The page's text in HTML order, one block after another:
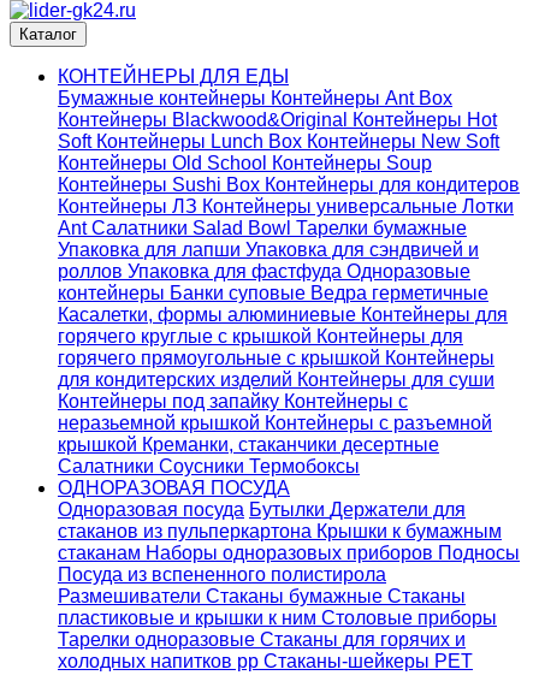
Каталог
КОНТЕЙНЕРЫ ДЛЯ ЕДЫ
Бумажные контейнеры Контейнеры Ant Box
Контейнеры Blackwood&Original
Контейнеры Hot
Soft Контейнеры Lunch Box Контейнеры New Soft
Контейнеры Old School Контейнеры Soup
Контейнеры Sushi Box Контейнеры для кондитеров
Контейнеры ЛЗ Контейнеры универсальные Лотки
AntСалатники Salad Bowl Тарелки бумажные
Упаковка для лапши Упаковка для сэндвичей и
роллов Упаковка для фастфуда Одноразовые
контейнеры Банки суповые Ведра герметичные
Касалетки, формы алюминиевые Контейнеры для
горячего круглые с крышкой Контейнеры для
горячего прямоугольные с крышкой Контейнеры
для кондитерских изделий Контейнеры для суши
Контейнеры под запайку Контейнеры с
неразьемной крышкой Контейнеры с разъемной
крышкой Креманки, стаканчики десертные
Салатники Соусники Термобоксы
ОДНОРАЗОВАЯ ПОСУДА
Одноразовая посуда Бутылки Держатели для
стаканов из пульперкартона Крышки к бумажным
стаканам Наборы одноразовых приборов Подносы
Посуда из вспененного полистирола
Размешиватели Стаканы бумажные Стаканы
пластиковые и крышки к ним Столовые приборы
Тарелки одноразовые Стаканы для горячих и
холодных напитков pp Стаканы-шейкеры PET